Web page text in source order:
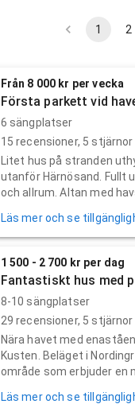
1 2
Från 8 000 kr per vecka
Första parkett vid
6 sängplatser
15 recensioner, 5
Litet hus på stranden
utanför Härnösand. Fullt
och allrum. Altan med
Läs mer och se
1 500 - 2 700 kr per dag
Fantastiskt hus med
8-10 sängplatser
29 recensioner, 5
Nära havet med
Kusten. Beläget i
område som erbjuder en
Läs mer och se